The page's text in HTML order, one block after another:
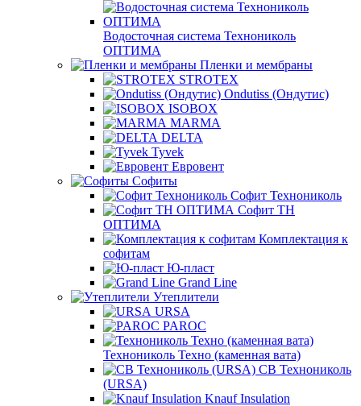
Водосточная система Технониколь
ОПТИМА
Пленки и мембраны
STROTEX
Ondutiss (Ондутис)
ISOBOX
MARMA
DELTA
Tyvek
Евровент
Софиты
Софит Технониколь
Софит ТН
ОПТИМА
Комплектация к
софитам
Ю-пласт
Grand Line
Утеплители
URSA
PAROC
Технониколь Техно (каменная вата)
СВ Технониколь
(URSA)
Knauf Insulation